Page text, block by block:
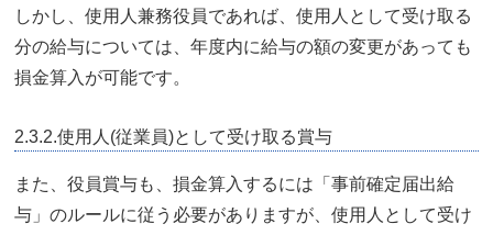
しかし、使用人兼務役員であれば、使用人として受け取る
分の給与については、年度内に給与の額の変更があっても
損金算入が可能です。
2.3.2.使用人(従業員)として受け取る賞与
また、役員賞与も、損金算入するには「事前確定届出給
与」のルールに従う必要がありますが、使用人として受け